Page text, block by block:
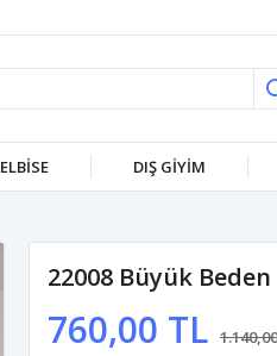
ELBİSE DIŞ GİYİM
22008 Büyük
760,00 TL